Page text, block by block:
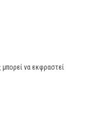
μπορεί να εκφραστεί